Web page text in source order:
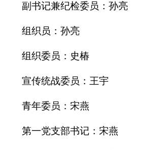
副书记兼纪检委员：孙亮
组织员：孙亮
组织委员：史椿
宣传统战委员：王宇
青年委员：宋燕
第一党支部书记：宋燕